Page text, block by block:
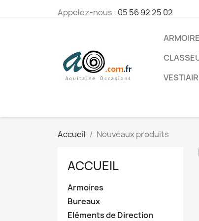
Appelez-nous : 05 56 92 25 02
Accueil Nouveaux produits
ACCUEIL
Armoires
Bureaux
Eléments de Direction